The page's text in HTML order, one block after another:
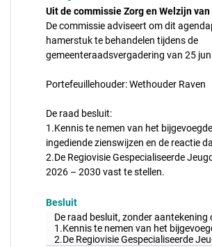
Uit de commissie Zorg en Welzijn
De commissie adviseert om dit
hamerstuk te behandelen tijdens de
gemeenteraadsvergadering van 25
Portefeuillehouder: Wethouder Raven
De raad besluit:
1.Kennis te nemen van het
ingediende zienswijzen en de reactie
2.De Regiovisie Gespecialiseerde
2026 – 2030 vast te stellen.
Besluit
De raad besluit, zonder
1.Kennis te nemen van het
2.De Regiovisie Gespecialiseerde